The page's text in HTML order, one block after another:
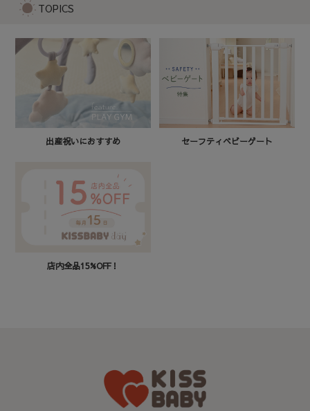
TOPICS
出産祝いにおすすめ セーフティベビーゲート
店内全品15%OFF！